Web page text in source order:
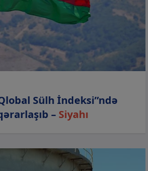
Sülh İndeksi”ndə
– Siyahı